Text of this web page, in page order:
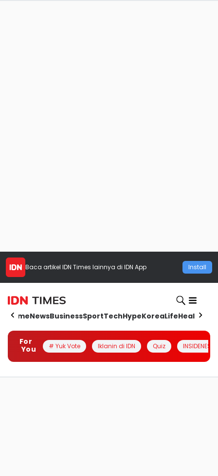
Baca artikel IDN Times lainnya di IDN App Install
HomeNewsBusinessSportTechHypeKoreaLifeHealth
For
You
# Yuk Vote Iklanin di IDN Quiz INSIDENESIA